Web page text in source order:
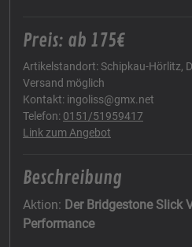
Preis: ab 175€
Artikelstandort: Schipkau-Hörlitz,
Versand möglich
Kontakt: ingoliss@gmx.net
Telefon: 0151/51959417
Link zum Angebot
Beschreibung
Aktion: Der Bridgestone Slick
Performance